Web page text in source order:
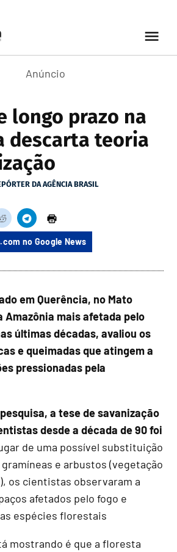
longo prazo na
descarta teoria
DA AGÊNCIA BRASIL
no Google News
em Querência, no Mato
Amazônia mais afetada pelo
últimas décadas, avaliou os
e queimadas que atingem a
pressionadas pela
a tese de savanização
desde a década de 90 foi
de uma possível substituição
e arbustos (vegetação
os cientistas observaram a
afetados pelo fogo e
espécies florestais
mostrando é que a floresta